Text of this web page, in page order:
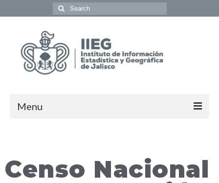
Menu
Geografía y Medio Ambiente
Censo Nacional